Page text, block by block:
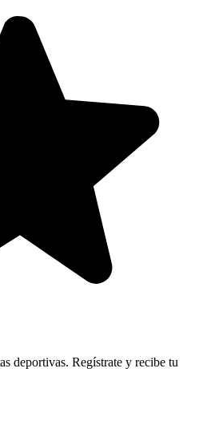
deportivas. Regístrate y recibe tu